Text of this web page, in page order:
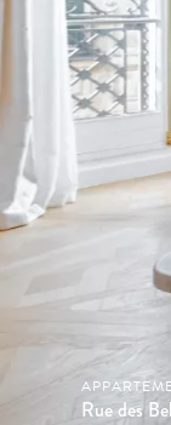
Rue des